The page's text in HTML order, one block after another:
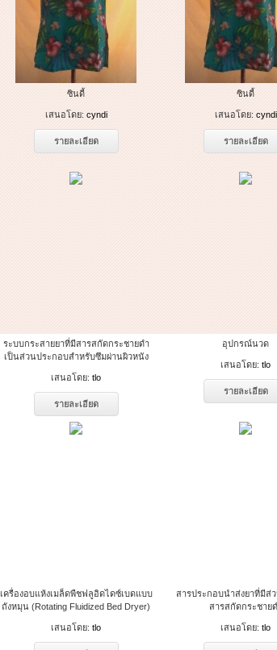
ซินดี้
เสนอโดย: cyndi
รายละเอียด
ซินดี้
เสนอโดย: cyndi
รายละเอียด
ระบบกระสายยาที่มีสารสกัดกระชายดำ
เป็นส่วนประกอบสำหรับซึมผ่านผิวหนัง
เสนอโดย: tlo
รายละเอียด
อุปกรณ์นวด
เสนอโดย: tlo
รายละเอียด
เครื่องอบแห้งเมล็ดพืชฟลูอิดไดซ์เบดแบบ
ถังหมุน (Rotating Fluidized Bed Dryer)
เสนอโดย: tlo
สารประกอบนำส่งยาที่มีส่
สารสกัดกระชาย
เสนอโดย: tlo